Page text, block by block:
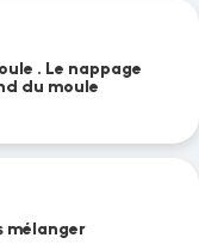
. Le nappage
du moule
mélanger